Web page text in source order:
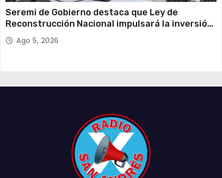
Seremi de Gobierno destaca que Ley de
Reconstrucción Nacional impulsará la inversión
y el empleo en Tarapacá
Ago 5, 2026